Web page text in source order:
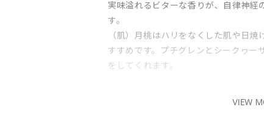
実味溢れるビターな香りが、自律神経
す。
（肌）月桃はハリをなくした肌や日
すすめです。プチグレンとシークヮー
をしてくれます。
VIEW